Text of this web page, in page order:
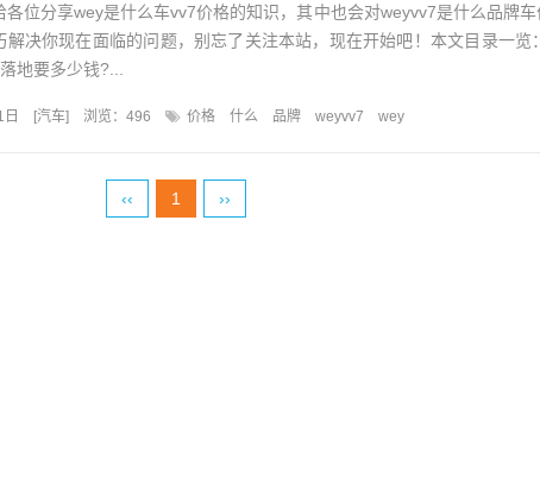
各位分享wey是什么车vv7价格的知识，其中也会对weyvv7是什么品牌
解决你现在面临的问题，别忘了关注本站，现在开始吧！本文目录一览
地要多少钱?...
[汽车] 浏览：496 价格 什么 品牌 weyvv7 wey
‹‹ 1 ››